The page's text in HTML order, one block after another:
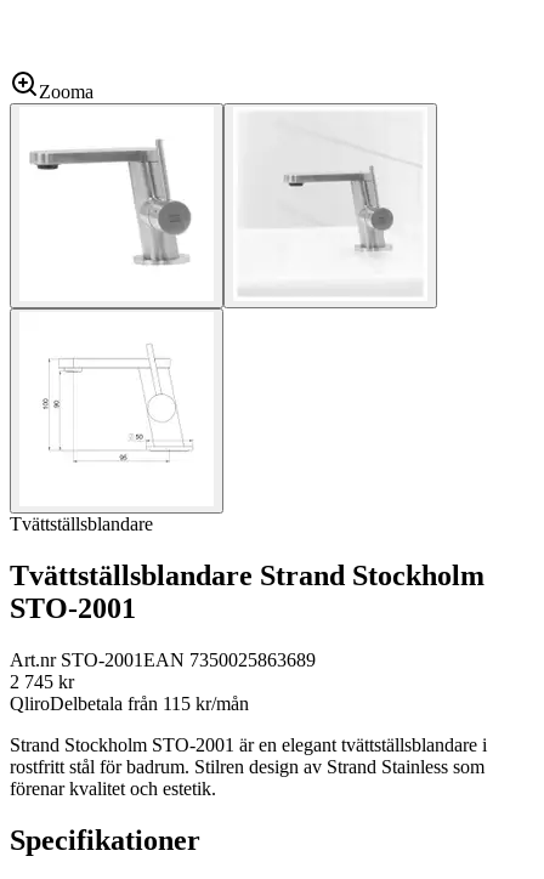
Zooma
Tvättställsblandare
Tvättställsblandare Strand Stockholm
STO-2001
Art.nr STO-2001EAN 7350025863689
2 745 kr
QliroDelbetala från 115 kr/mån
Strand Stockholm STO-2001 är en elegant tvättställsblandare i
rostfritt stål för badrum. Stilren design av Strand Stainless som
förenar kvalitet och estetik.
Specifikationer